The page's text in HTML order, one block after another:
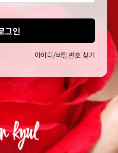
그인
아이디/비밀번호 찾기